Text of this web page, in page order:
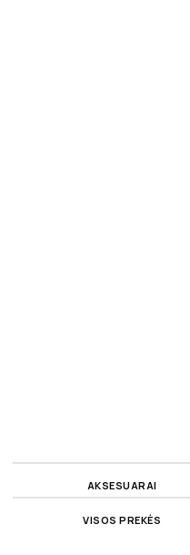
AKSESUARAI
VISOS PREKĖS